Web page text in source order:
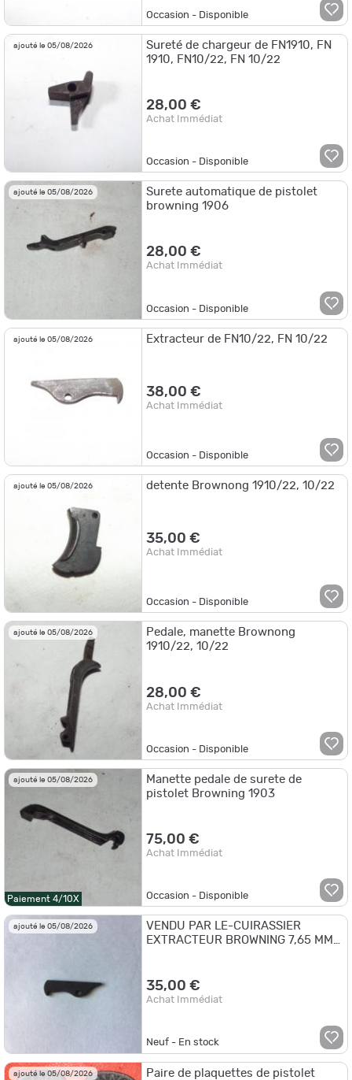
Occasion - Disponible
ajouté le 05/08/2026
Sureté de chargeur de FN1910, FN
1910, FN10/22, FN 10/22
28,00 €
Achat Immédiat
Occasion - Disponible
ajouté le 05/08/2026
Surete automatique de pistolet
browning 1906
28,00 €
Achat Immédiat
Occasion - Disponible
ajouté le 05/08/2026 Extracteur de FN10/22, FN 10/22
38,00 €
Achat Immédiat
Occasion - Disponible
ajouté le 05/08/2026 detente Brownong 1910/22, 10/22
35,00 €
Achat Immédiat
Occasion - Disponible
ajouté le 05/08/2026
Pedale, manette Brownong
1910/22, 10/22
28,00 €
Achat Immédiat
Occasion - Disponible
ajouté le 05/08/2026
Paiement 4/10X
Manette pedale de surete de
pistolet Browning 1903
75,00 €
Achat Immédiat
Occasion - Disponible
ajouté le 05/08/2026
VENDU PAR LE-CUIRASSIER
EXTRACTEUR BROWNING 7,65 MM
35,00 €
Achat Immédiat
Neuf - En stock
ajouté le 05/08/2026
Paire de plaquettes de pistolet